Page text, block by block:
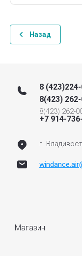
Назад
8
8(423)
8(423) 262-
+7 914-
г.
Магазин